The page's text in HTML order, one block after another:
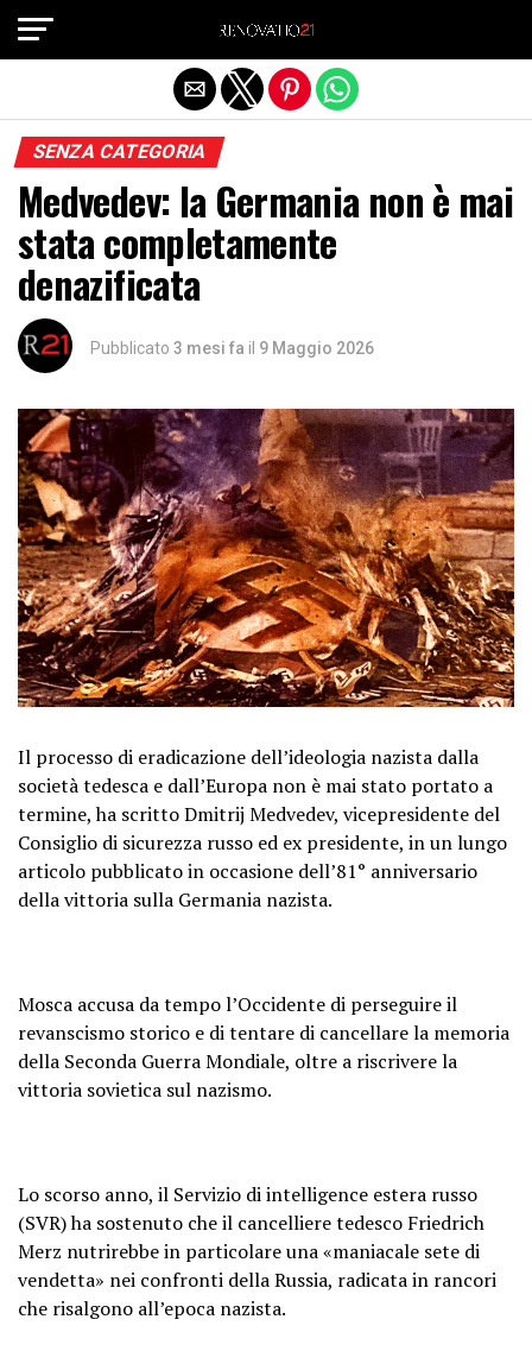
SENZA CATEGORIA
Medvedev: la Germania non è mai
stata completamente
denazificata
Pubblicato 3 mesi fa il 9 Maggio 2026
Il processo di eradicazione dell’ideologia nazista dalla
società tedesca e dall’Europa non è mai stato portato a
termine, ha scritto Dmitrij Medvedev, vicepresidente del
Consiglio di sicurezza russo ed ex presidente, in un lungo
articolo pubblicato in occasione dell’81° anniversario
della vittoria sulla Germania nazista.
Mosca accusa da tempo l’Occidente di perseguire il
revanscismo storico e di tentare di cancellare la memoria
della Seconda Guerra Mondiale, oltre a riscrivere la
vittoria sovietica sul nazismo.
Lo scorso anno, il Servizio di intelligence estera russo
(SVR) ha sostenuto che il cancelliere tedesco Friedrich
Merz nutrirebbe in particolare una «maniacale sete di
vendetta» nei confronti della Russia, radicata in rancori
che risalgono all’epoca nazista.
Exit mobile version